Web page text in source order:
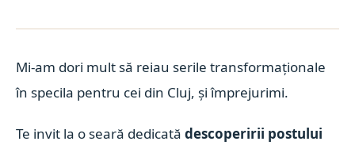
Mi-am dori mult să reiau serile transformaționale
în specila pentru cei din Cluj, și împrejurimi.
Te invit la o seară dedicatădescoperirii postului